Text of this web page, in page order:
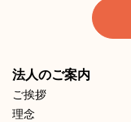
法人のご案内
ご挨拶
理念